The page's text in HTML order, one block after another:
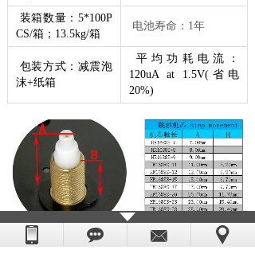
装箱数量：5*100P
CS/箱；13.5kg/箱
电池寿命：1年
包装方式：减震泡
沫+纸箱
平均功耗电流：
120uA at 1.5V(省电
20%)